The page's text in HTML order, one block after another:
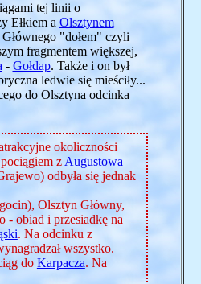
tej linii o
Ełkiem a Olsztynem
"dołem" czyli
fragmentem większej,
- Gołdap. Także i on był
ledwie się mieściły...
do Olsztyna odcinka
okoliczności
z Augustowa
odbyła się jednak
Olsztyn Główny,
- obiad i przesiadkę na
. Na odcinku z
wszystko.
do Karpacza. Na